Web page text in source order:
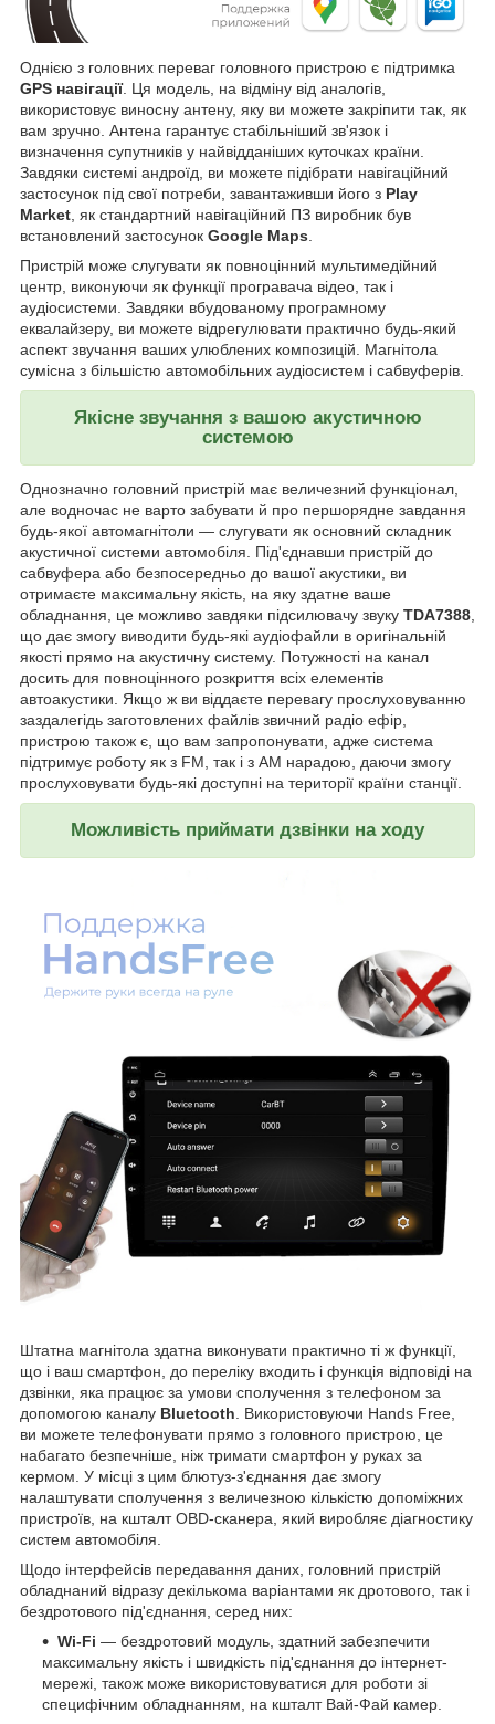
Однією з головних переваг головного пристрою є підтримка
GPS навігації. Ця модель, на відміну від аналогів,
використовує виносну антену, яку ви можете закріпити так, як
вам зручно. Антена гарантує стабільніший зв'язок і
визначення супутників у найвідданіших куточках країни.
Завдяки системі андроїд, ви можете підібрати навігаційний
застосунок під свої потреби, завантаживши його з Play
Market , як стандартний навігаційний ПЗ виробник був
встановлений застосунок Google Maps
Пристрій може слугувати як повноцінний мультимедійний
центр, виконуючи як функції програвача відео, так і
аудіосистеми. Завдяки вбудованому програмному
еквалайзеру, ви можете відрегулювати практично будь-який
аспект звучання ваших улюблених композицій. Магнітола
сумісна з більшістю автомобільних аудіосистем і сабвуферів.
Якісне звучання з вашою акустичною
системою
Однозначно головний пристрій має величезний функціонал,
але водночас не варто забувати й про першорядне завдання
будь-якої автомагнітоли — слугувати як основний складник
акустичної системи автомобіля. Під'єднавши пристрій до
сабвуфера або безпосередньо до вашої акустики, ви
отримаєте максимальну якість, на яку здатне ваше
обладнання, це можливо завдяки підсилювачу звуку TDA7388
що дає змогу виводити будь-які аудіофайли в оригінальній
якості прямо на акустичну систему. Потужності на канал
досить для повноцінного розкриття всіх елементів
автоакустики. Якщо ж ви віддаєте перевагу прослуховуванню
заздалегідь заготовлених файлів звичний радіо ефір,
пристрою також є, що вам запропонувати, адже система
підтримує роботу як з FM, так і з AM нарадою, даючи змогу
прослуховувати будь-які доступні на території країни станції.
Можливість приймати дзвінки на ходу
Штатна магнітола здатна виконувати практично ті ж функції,
що і ваш смартфон, до переліку входить і функція відповіді на
дзвінки, яка працює за умови сполучення з телефоном за
допомогою каналу Bluetooth. Використовуючи Hands Free,
ви можете телефонувати прямо з головного пристрою, це
набагато безпечніше, ніж тримати смартфон у руках за
кермом. У місці з цим блютуз-з'єднання дає змогу
налаштувати сполучення з величезною кількістю допоміжних
пристроїв, на кшталт OBD-сканера, який виробляє діагностику
систем автомобіля.
Щодо інтерфейсів передавання даних, головний пристрій
обладнаний відразу декількома варіантами як дротового, так і
бездротового під'єднання, серед них:
Wi-Fi — бездротовий модуль, здатний забезпечити
максимальну якість і швидкість під'єднання до інтернет-
мережі, також може використовуватися для роботи зі
специфічним обладнанням, на кшталт Вай-Фай камер.